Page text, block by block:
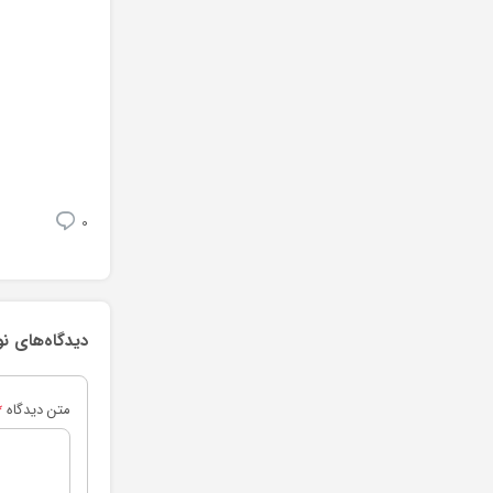
0
دیدگاه‌های
متن دیدگاه